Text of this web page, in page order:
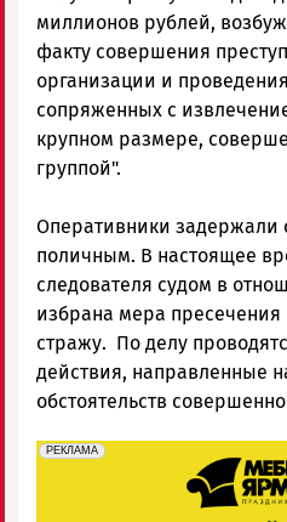
миллионов рублей,
факту совершения
организации и
сопряженных с
крупном размере,
группой".
Оперативники задержали
поличным. В настоящее
следователя судом в
избрана мера
стражу. По делу
действия, направленные
обстоятельств
erid: 2SDnjeFymr3
РЕКЛАМА
Реклама